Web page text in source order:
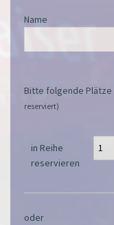
Name
Bitte folgende Plätze
reserviert)
in Reihe
reservieren
oder